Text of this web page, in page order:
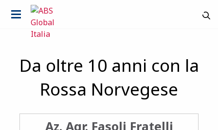
Da oltre 10 anni con la
Rossa Norvegese
Az. Agr. Fasoli Fratelli